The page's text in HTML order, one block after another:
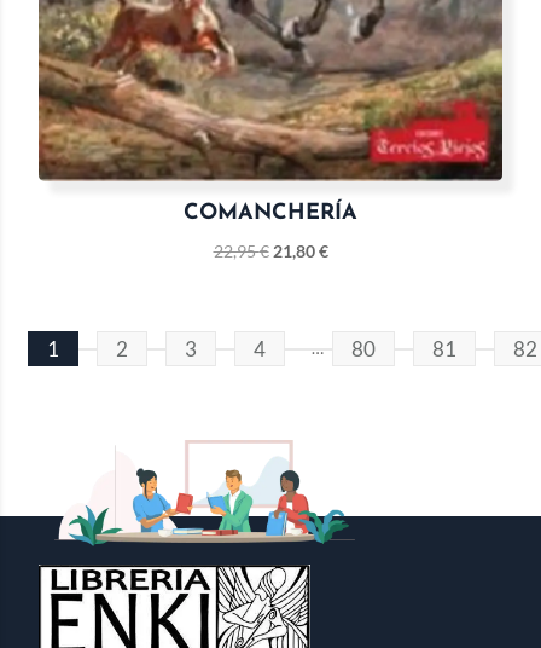
COMANCHERÍA
22,95€ 21,80€
1 2 3 4 … 80 81 82